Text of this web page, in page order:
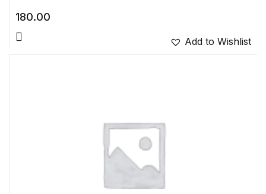
180.00
Add to Wishlist